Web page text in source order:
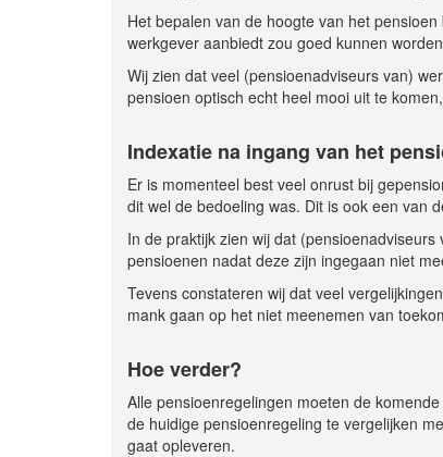
Het bepalen van de hoogte van het
werkgever aanbiedt zou goed kunnen
Wij zien dat veel (pensioenadviseurs van)
pensioen optisch echt heel mooi uit te
Indexatie na ingang van het
Er is momenteel best veel onrust bij
dit wel de bedoeling was. Dit is ook een van
In de praktijk zien wij dat
pensioenen nadat deze zijn ingegaan niet
Tevens constateren wij dat veel
mank gaan op het niet meenemen van
Hoe verder?
Alle pensioenregelingen moeten de
de huidige pensioenregeling te vergelijken
gaat opleveren.